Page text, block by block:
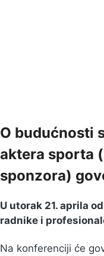
O budućnosti
aktera sporta
sponzora)
U utorak 21. aprila
radnike i
Na konferenciji će